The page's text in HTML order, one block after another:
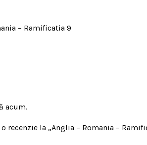
– Ramificatia 9
acum.
recenzie la „Anglia – Romania –